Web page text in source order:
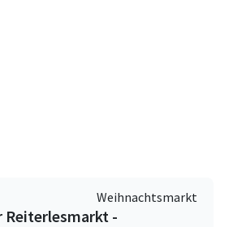
Weihnachtsmarkt
Reiterlesmarkt -